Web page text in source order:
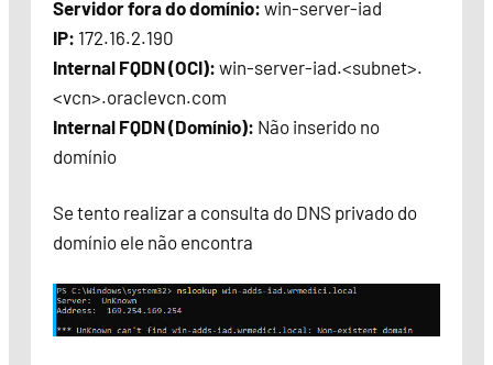
Servidor fora do domínio: win-server-iad
IP: 172.16.2.190
Internal FQDN (OCI): win-server-iad.<subnet>.
<vcn>.oraclevcn.com
Internal FQDN (Domínio): Não inserido no
domínio
Se tento realizar a consulta do DNS privado do
domínio ele não encontra